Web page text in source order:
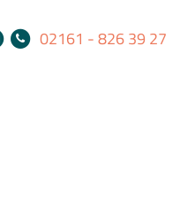
02161 - 826 39 27